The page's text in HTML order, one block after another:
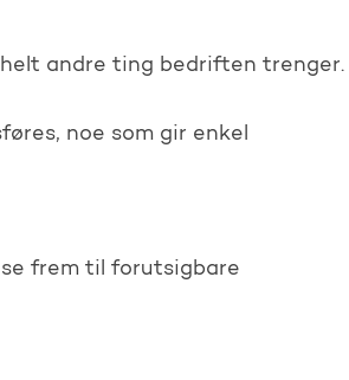
andre ting bedriften trenger.
noe som gir enkel
frem til forutsigbare